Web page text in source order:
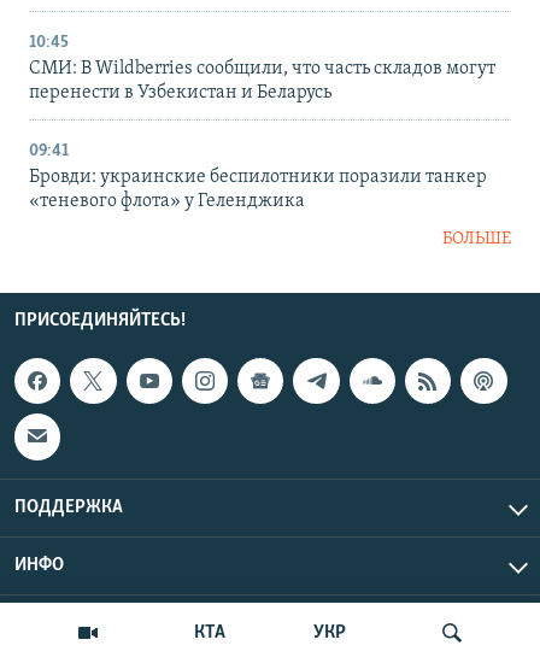
КТА УКР
10:45
СМИ: В Wildberries сообщили, что часть складов могут
перенести в Узбекистан и Беларусь
09:41
Бровди: украинские беспилотники поразили танкер
«теневого флота» у Геленджика
БОЛЬШЕ
ПРИСОЕДИНЯЙТЕСЬ!
ПОДДЕРЖКА
ИНФО
Copyright Крым.Реалии, 2026 | Все права защищены.
UTC+3